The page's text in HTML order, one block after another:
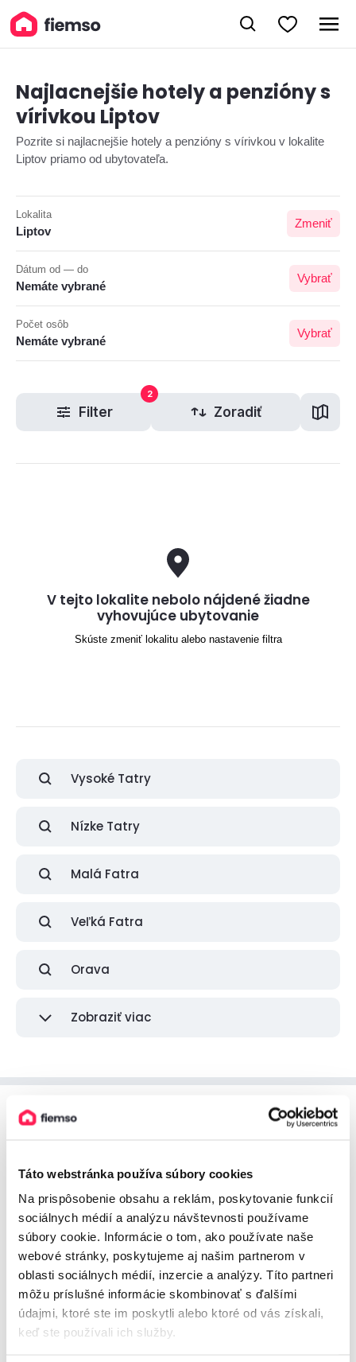
Táto webstránka používa súbory cookies
Na prispôsobenie obsahu a reklám, poskytovanie funkcií
sociálnych médií a analýzu návštevnosti používame
súbory cookie. Informácie o tom, ako používate naše
webové stránky, poskytujeme aj našim partnerom v
oblasti sociálnych médií, inzercie a analýzy. Títo partneri
môžu príslušné informácie skombinovať s ďalšími
údajmi, ktoré ste im poskytli alebo ktoré od vás získali,
keď ste používali ich služby.
Najlacnejšie hotely a penzióny s
vírivkou Liptov
Pozrite si najlacnejšie hotely a penzióny s vírivkou v lokalite
Liptov priamo od ubytovateľa.
Lokalita
Liptov
Zmeniť
Dátum od — do
Nemáte vybrané
Vybrať
Počet osôb
Nemáte vybrané
Vybrať
Filter
2
Zoradiť
V tejto lokalite nebolo nájdené žiadne
vyhovujúce ubytovanie
Skúste zmeniť lokalitu alebo nastavenie filtra
Vysoké Tatry
Nízke Tatry
Malá Fatra
Veľká Fatra
Orava
Zobraziť viac
Liptov
jednoducho „Martin Benka na počkanie“ – kedykoľvek a
kdekoľvek. Nájdite
ubytovanie
vo vychýrenom regióne
Slovenska
Ako z rozprávky
Lemovaný Nízkymi i Vysokými Tatrami,
Chočskými vrchmi. Uprostred Liptovská Mara a okolo
rozprávkové zelené lúky a pastviny. A tie syry! Liptov je